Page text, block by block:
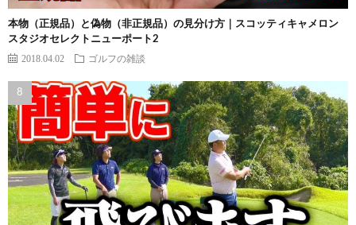
本物（正規品）と偽物（非正規品）の見分け方｜スコッティキャメロン
スタジオセレクトニューポート2
2018.04.02 ゴルフの雑談